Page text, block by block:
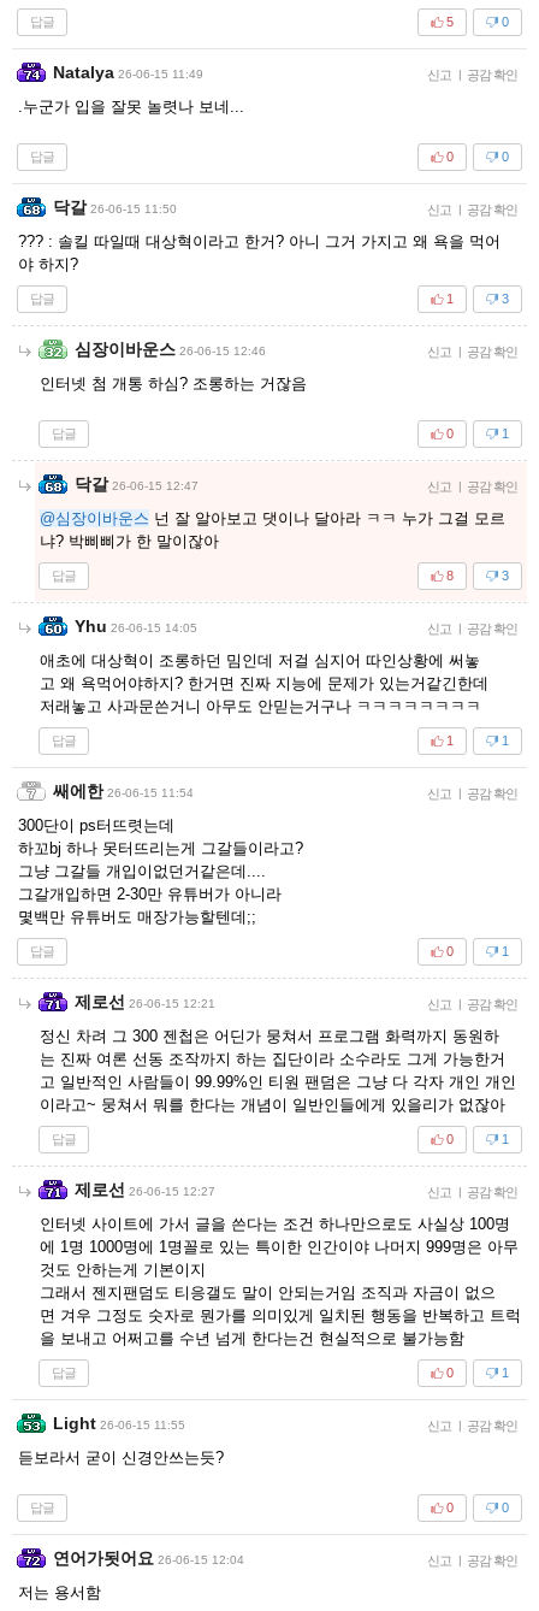
답글 0
5
Natalya 26-06-15 11:49 신고 | 공감 확인
.누군가 입을 잘못 놀렷나 보네...
답글 0
0
닥갈 26-06-15 11:50 신고 | 공감 확인
??? : 솔킬 따일때 대상혁이라고 한거? 아니 그거 가지고 왜 욕을 먹어
야 하지?
답글 3
1
심장이바운스 26-06-15 12:46 신고 | 공감 확인
인터넷 첨 개통 하심? 조롱하는 거잖음
답글 1
0
닥갈 26-06-15 12:47 신고 | 공감 확인
@심장이바운스 넌 잘 알아보고 댓이나 달아라 ㅋㅋ 누가 그걸 모르
냐? 박삐삐가 한 말이잖아
답글 3
8
Yhu 26-06-15 14:05 신고 | 공감 확인
애초에 대상혁이 조롱하던 밈인데 저걸 심지어 따인상황에 써놓
고 왜 욕먹어야하지? 한거면 진짜 지능에 문제가 있는거같긴한데
저래놓고 사과문쓴거니 아무도 안믿는거구나 ㅋㅋㅋㅋㅋㅋㅋㅋ
답글 1
1
쌔에한 26-06-15 11:54 신고 | 공감 확인
300단이 ps터뜨렷는데
하꼬bj 하나 못터뜨리는게 그갈들이라고?
그냥 그갈들 개입이없던거같은데....
그갈개입하면 2-30만 유튜버가 아니라
몇백만 유튜버도 매장가능할텐데;;
답글 1
0
제로선 26-06-15 12:21 신고 | 공감 확인
정신 차려 그 300 젠첩은 어딘가 뭉쳐서 프로그램 화력까지 동원하
는 진짜 여론 선동 조작까지 하는 집단이라 소수라도 그게 가능한거
고 일반적인 사람들이 99.99%인 티원 팬덤은 그냥 다 각자 개인 개인
이라고~ 뭉쳐서 뭐를 한다는 개념이 일반인들에게 있을리가 없잖아
답글 1
0
제로선 26-06-15 12:27 신고 | 공감 확인
인터넷 사이트에 가서 글을 쓴다는 조건 하나만으로도 사실상 100명
에 1명 1000명에 1명꼴로 있는 특이한 인간이야 나머지 999명은 아무
것도 안하는게 기본이지
그래서 젠지팬덤도 티응갤도 말이 안되는거임 조직과 자금이 없으
면 겨우 그정도 숫자로 뭔가를 의미있게 일치된 행동을 반복하고 트럭
을 보내고 어쩌고를 수년 넘게 한다는건 현실적으로 불가능함
답글 1
0
Light 26-06-15 11:55 신고 | 공감 확인
듣보라서 굳이 신경안쓰는듯?
답글 0
0
연어가됫어요 26-06-15 12:04 신고 | 공감 확인
저는 용서함